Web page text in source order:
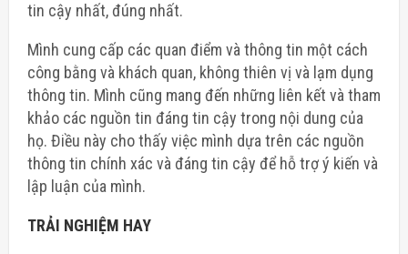
tin cậy nhất, đúng nhất.
Mình cung cấp các quan điểm và thông tin một cách
công bằng và khách quan, không thiên vị và lạm dụng
thông tin. Mình cũng mang đến những liên kết và tham
khảo các nguồn tin đáng tin cậy trong nội dung của
họ. Điều này cho thấy việc mình dựa trên các nguồn
thông tin chính xác và đáng tin cậy để hỗ trợ ý kiến và
lập luận của mình.
TRẢI NGHIỆM HAY